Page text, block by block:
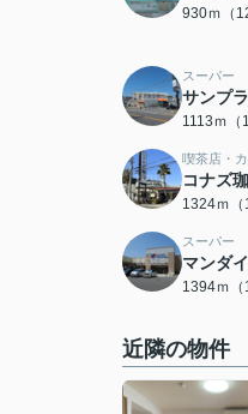
930ｍ（
スーパー
サンプ
1113ｍ（
喫茶店・
コナズ
1324ｍ（
スーパー
マンダ
1394ｍ（
近隣の物件